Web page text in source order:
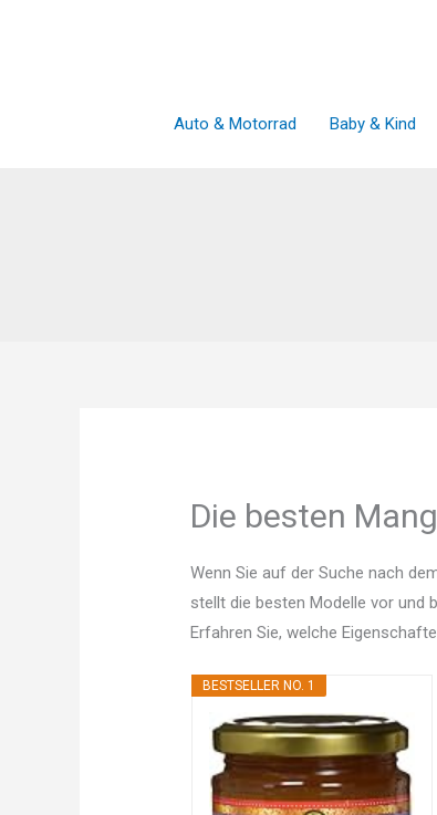
Auto & Motorrad Baby & Kind
Die besten
Wenn Sie auf der Suche nach
stellt die besten Modelle vor und
Erfahren Sie, welche
BESTSELLER NO. 1